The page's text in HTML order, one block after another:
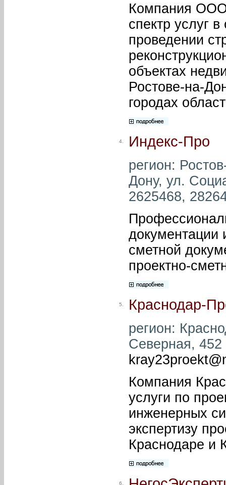
Компания ООО
спектр услуг
проведении
объектах
Ростове-на-
городах
4. Индекс-Про
регион:
Дону, ул.
2625468,
документации
сметной
проектно-
5. Краснодар-
регион:
Северная,
Компания
услуги по
инженерных
экспертизу
Краснодаре и
6.